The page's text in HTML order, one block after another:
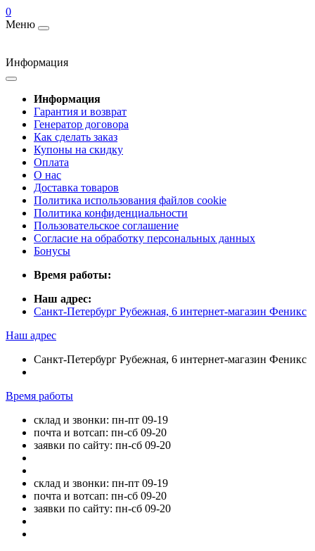
0
Меню
Информация
Информация
Гарантия и возврат
Генератор договора
Как сделать заказ
Купоны на скидку
Оплата
О нас
Доставка товаров
Политика использования файлов cookie
Политика конфиденциальности
Пользовательское соглашение
Согласие на обработку персональных данных
Бонусы
Время работы:
Наш адрес:
Санкт-Петербург Рубежная, 6 интернет-магазин Феникс
Наш адрес
Санкт-Петербург Рубежная, 6 интернет-магазин Феникс
Время работы
склад и звонки: пн-пт 09-19
почта и вотсап: пн-сб 09-20
заявки по сайту: пн-сб 09-20
склад и звонки: пн-пт 09-19
почта и вотсап: пн-сб 09-20
заявки по сайту: пн-сб 09-20